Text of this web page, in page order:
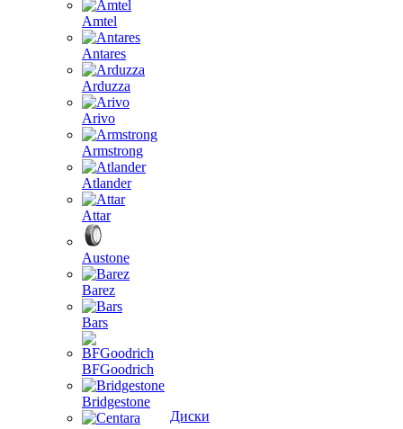
Amtel
Antares
Arduzza
Arivo
Armstrong
Atlander
Attar
Austone
Barez
Bars
BFGoodrich
Bridgestone
Диски